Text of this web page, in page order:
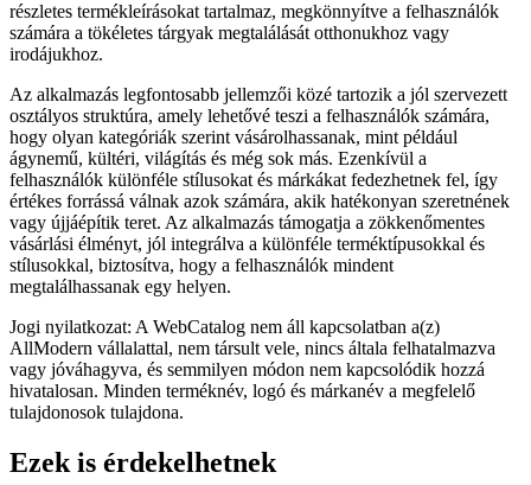
részletes termékleírásokat tartalmaz, megkönnyítve a felhasználók
számára a tökéletes tárgyak megtalálását otthonukhoz vagy
irodájukhoz.
Az alkalmazás legfontosabb jellemzői közé tartozik a jól szervezett
osztályos struktúra, amely lehetővé teszi a felhasználók számára,
hogy olyan kategóriák szerint vásárolhassanak, mint például
ágynemű, kültéri, világítás és még sok más. Ezenkívül a
felhasználók különféle stílusokat és márkákat fedezhetnek fel, így
értékes forrássá válnak azok számára, akik hatékonyan szeretnének
vagy újjáépítik teret. Az alkalmazás támogatja a zökkenőmentes
vásárlási élményt, jól integrálva a különféle terméktípusokkal és
stílusokkal, biztosítva, hogy a felhasználók mindent
megtalálhassanak egy helyen.
Jogi nyilatkozat: A WebCatalog nem áll kapcsolatban a(z)
AllModern vállalattal, nem társult vele, nincs általa felhatalmazva
vagy jóváhagyva, és semmilyen módon nem kapcsolódik hozzá
hivatalosan. Minden terméknév, logó és márkanév a megfelelő
tulajdonosok tulajdona.
Ezek is érdekelhetnek